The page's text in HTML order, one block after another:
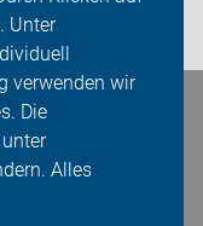
Unter
verwenden wir
Die
Alles